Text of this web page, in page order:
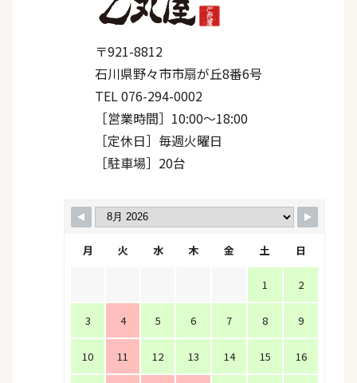
〒921-8812
石川県野々市市扇が丘8番6号
TEL 076-294-0002
［営業時間］10:00〜18:00
［定休日］毎週火曜日
［駐車場］20台
月 火 水 木 金 土 日
1 2
3 4 5 6 7 8 9
10 11 12 13 14 15 16